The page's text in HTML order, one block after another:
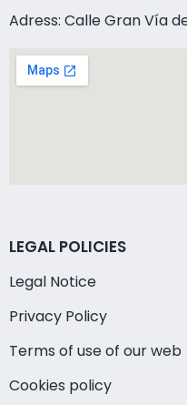
Adress: Calle Gran Vía
LEGAL POLICIES
Legal Notice
Privacy Policy
Terms of use of our web
Cookies policy